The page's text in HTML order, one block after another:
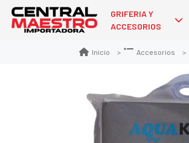
GRIFERIA Y
ACCESORIOS
Inicio Accesorios